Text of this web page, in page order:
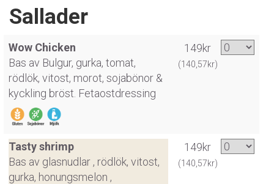
Sallader
Wow Chicken
Bas av Bulgur, gurka, tomat,
rödlök, vitost, morot, sojabönor &
kyckling bröst. Fetaostdressing
149kr
(140,57kr)
Tasty shrimp
Bas av glasnudlar , rödlök, vitost,
gurka, honungsmelon ,
149kr
(140,57kr)